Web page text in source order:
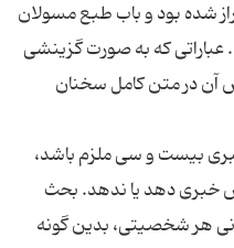
شده بود و باب طبع مسولان
که به صورت گزینشی
در متن کامل سخنان
بیست و سی ملزم باشد،
خبری دهد یا ندهد. بحث
هر شخصیتی، بدین گونه